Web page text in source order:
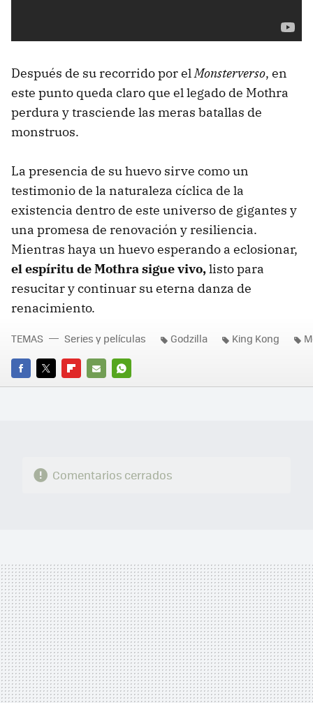
Después de su recorrido por elMonsterverso, en
este punto queda claro que el legado de Mothra
perdura y trasciende las meras batallas de
monstruos.
La presencia de su huevo sirve como un
testimonio de la naturaleza cíclica de la
existencia dentro de este universo de gigantes y
una promesa de renovación y resiliencia.
Mientras haya un huevo esperando a eclosionar,
el espíritu de Mothra sigue vivo,listo para
resucitar y continuar su eterna danza de
renacimiento.
FACEBOOK
TWITTERFLIPBOARD
E-
WHATSAPP
TEMAS Series y películas Godzilla King Kong
Comentarios cerrados